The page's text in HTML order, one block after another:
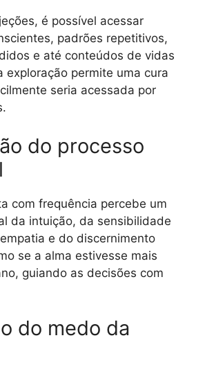
é possível acessar
padrões repetitivos,
e até conteúdos de vidas
exploração permite uma cura
seria acessada por
do processo
com frequência percebe um
da intuição, da sensibilidade
e do discernimento
se a alma estivesse mais
guiando as decisões com
do medo da